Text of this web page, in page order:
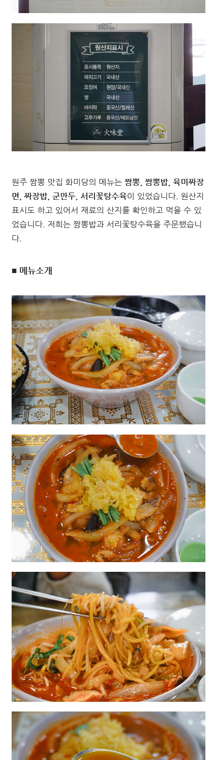
원주 짬뽕 맛집 화미당의 메뉴는 짬뽕, 짬뽕밥, 육미짜장
면, 짜장밥, 군만두, 서리꽃탕수육이 있었습니다. 원산지
표시도 하고 있어서 재료의 산지를 확인하고 먹을 수 있
었습니다. 저희는 짬뽕밥과 서리꽃탕수육을 주문했습니
다.
■ 메뉴소개